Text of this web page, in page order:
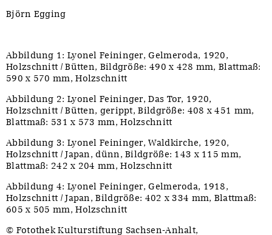
Björn Egging
Abbildung 1: Lyonel Feininger, Gelmeroda, 1920,
Holzschnitt / Bütten, Bildgröße: 490 x 428 mm, Blattmaß:
590 x 570 mm, Holzschnitt
Abbildung 2: Lyonel Feininger, Das Tor, 1920,
Holzschnitt / Bütten, gerippt, Bildgröße: 408 x 451 mm,
Blattmaß: 531 x 573 mm, Holzschnitt
Abbildung 3: Lyonel Feininger, Waldkirche, 1920,
Holzschnitt / Japan, dünn, Bildgröße: 143 x 115 mm,
Blattmaß: 242 x 204 mm, Holzschnitt
Abbildung 4: Lyonel Feininger, Gelmeroda, 1918,
Holzschnitt / Japan, Bildgröße: 402 x 334 mm, Blattmaß:
605 x 505 mm, Holzschnitt
© Fotothek Kulturstiftung Sachsen-Anhalt,